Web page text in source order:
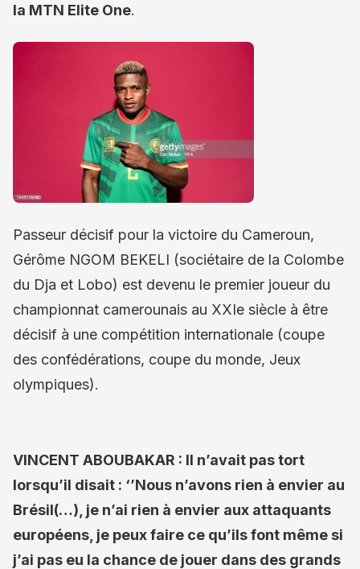
la MTN Elite One.
Passeur décisif pour la victoire du Cameroun,
Gérôme NGOM BEKELI (sociétaire de la Colombe
du Dja et Lobo) est devenu le premier joueur du
championnat camerounais au XXIe siècle à être
décisif à une compétition internationale (coupe
des confédérations, coupe du monde, Jeux
olympiques).
VINCENT ABOUBAKAR : Il n’avait pas tort
lorsqu’il disait : ‘’Nous n’avons rien à envier au
Brésil(…), je n’ai rien à envier aux attaquants
européens, je peux faire ce qu’ils font même si
j’ai pas eu la chance de jouer dans des grands